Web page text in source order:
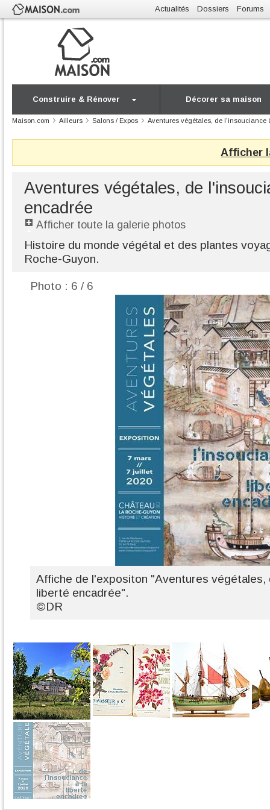
Actualités Dossiers Forums
Construire & Rénover Décorer sa maison
Maison.com Ailleurs Salons / Expos Aventures végétales, de l'insouciance
Afficher
Aventures végétales, de
encadrée
Afficher toute la galerie photos
Histoire du monde végétal et des plantes
Roche-Guyon.
Photo : 6 / 6
Affiche de l'expositon "Aventures végétales,
liberté encadrée".
©DR